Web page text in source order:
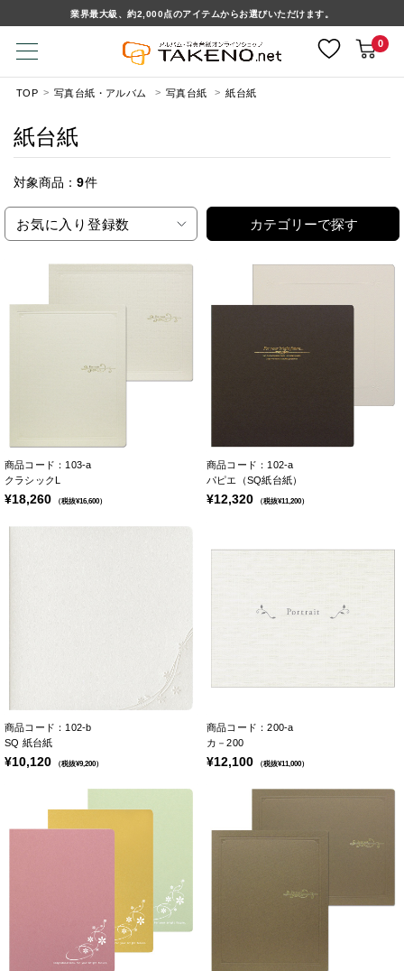
業界最大級、約2,000点のアイテムからお選びいただけます。
0
TOP 写真台紙・アルバム 写真台紙 紙台紙
紙台紙
対象商品： 9件
お気に入り登録数 カテゴリーで探す
商品コード：103-a
クラシックL
¥18,260 （税抜¥16,600）
商品コード：102-a
パピエ（SQ紙台紙）
¥12,320 （税抜¥11,200）
商品コード：102-b
SQ 紙台紙
¥10,120 （税抜¥9,200）
商品コード：200-a
カ－200
¥12,100 （税抜¥11,000）